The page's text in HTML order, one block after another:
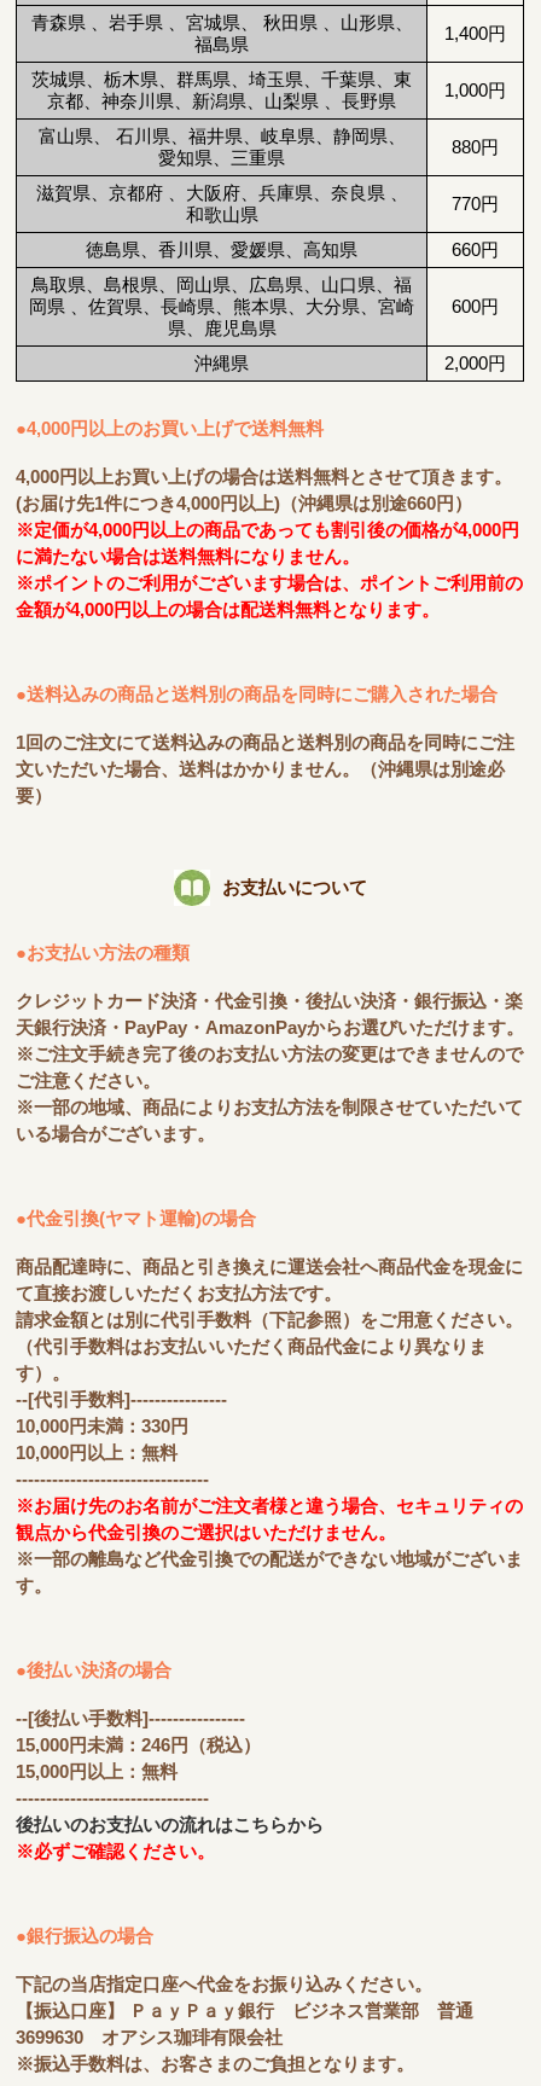
青森県 、岩手県 、宮城県、 秋田県 、山形県、
福島県
1,400円
茨城県、栃木県、群馬県、埼玉県、千葉県、東
京都、神奈川県、新潟県、山梨県 、長野県
1,000円
富山県、 石川県、福井県、岐阜県、静岡県、
愛知県、三重県
880円
滋賀県、京都府 、大阪府、兵庫県、奈良県 、
和歌山県
770円
徳島県、香川県、愛媛県、高知県
660円
鳥取県、島根県、岡山県、広島県、山口県、福
岡県 、佐賀県、長崎県、熊本県、大分県、宮崎
県、鹿児島県
600円
沖縄県 2,000円
●4,000円以上のお買い上げで送料無料
4,000円以上お買い上げの場合は送料無料とさせて頂きます。
(お届け先1件につき4,000円以上)（沖縄県は別途660円）
※定価が4,000円以上の商品であっても割引後の価格が4,000円
に満たない場合は送料無料になりません。
※ポイントのご利用がございます場合は、ポイントご利用前の
金額が4,000円以上の場合は配送料無料となります。
●送料込みの商品と送料別の商品を同時にご購入された場合
1回のご注文にて送料込みの商品と送料別の商品を同時にご注
文いただいた場合、送料はかかりません。（沖縄県は別途必
要）
お支払いについて
●お支払い方法の種類
クレジットカード決済・代金引換・後払い決済・銀行振込・楽
天銀行決済・PayPay・AmazonPayからお選びいただけます。
※ご注文手続き完了後のお支払い方法の変更はできませんので
ご注意ください。
※一部の地域、商品によりお支払方法を制限させていただいて
いる場合がございます。
●代金引換(ヤマト運輸)の場合
商品配達時に、商品と引き換えに運送会社へ商品代金を現金に
て直接お渡しいただくお支払方法です。
請求金額とは別に代引手数料（下記参照）をご用意ください。
（代引手数料はお支払いいただく商品代金により異なりま
す）。
--[代引手数料]----------------
10,000円未満：330円
10,000円以上：無料
--------------------------------
※お届け先のお名前がご注文者様と違う場合、セキュリティの
観点から代金引換のご選択はいただけません。
※一部の離島など代金引換での配送ができない地域がございま
す。
●後払い決済の場合
--[後払い手数料]----------------
15,000円未満：246円（税込）
15,000円以上：無料
--------------------------------
後払いのお支払いの流れはこちらから
※必ずご確認ください。
●銀行振込の場合
下記の当店指定口座へ代金をお振り込みください。
【振込口座】 ＰａｙＰａｙ銀行 ビジネス営業部 普通
3699630 オアシス珈琲有限会社
※振込手数料は、お客さまのご負担となります。